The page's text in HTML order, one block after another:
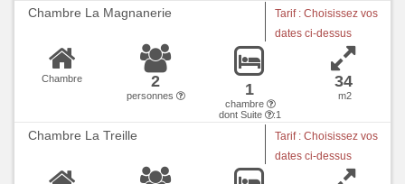
Chambre La Magnanerie
Tarif : Choisissez vos
dates ci-dessus
Chambre 2
personnes 1
chambre
dont Suite
:1
34
m2
Chambre La Treille
Tarif : Choisissez vos
dates ci-dessus